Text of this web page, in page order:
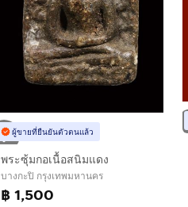
ผู้ขายที่ยืนยันตัวตนแล้ว
พระซุ้มกอเนื้อสนิมแดง
บางกะปิ กรุงเทพมหานคร
฿ 1,500